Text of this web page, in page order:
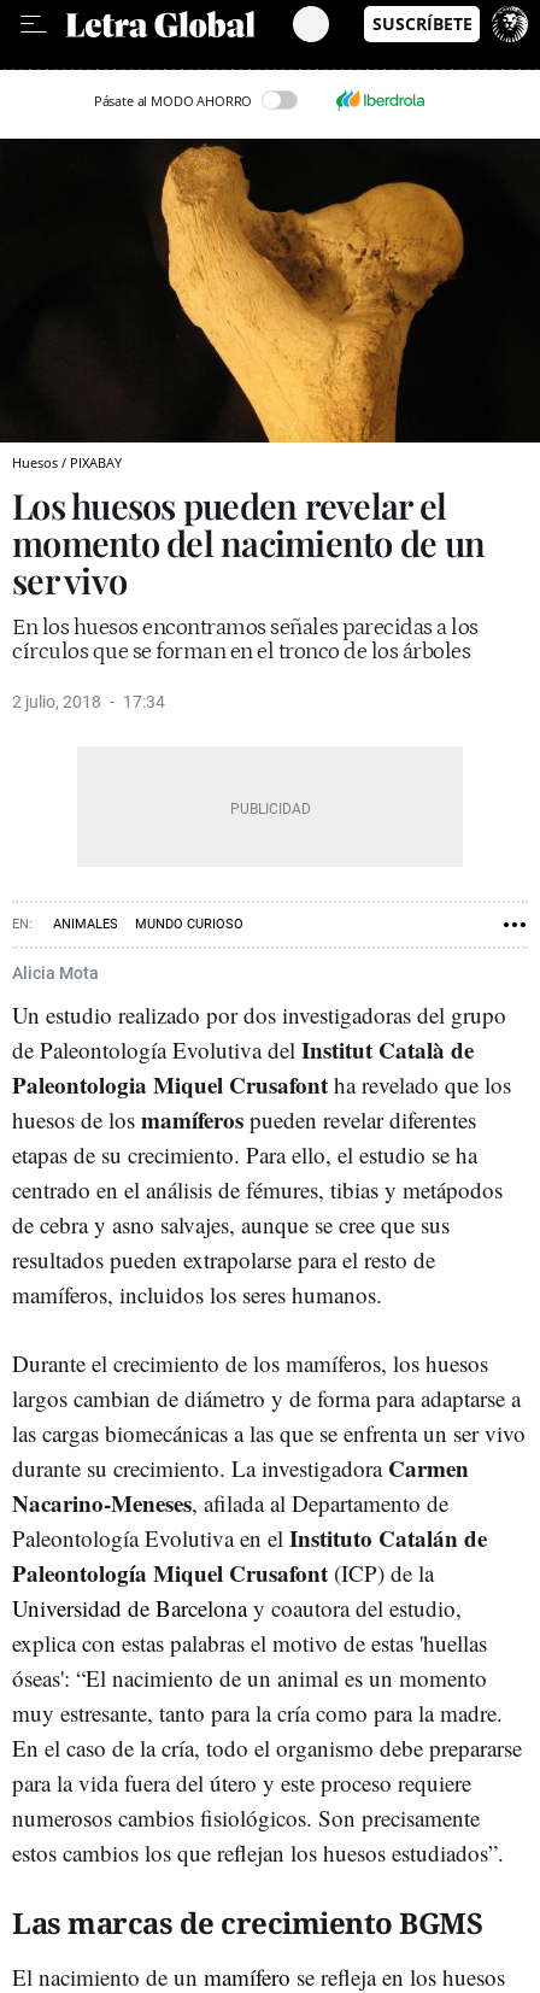
Pásate al MODO AHORRO
Huesos / PIXABAY
Los huesos pueden revelar el
momento del nacimiento de un
ser vivo
En los huesos encontramos señales parecidas a los
círculos que se forman en el tronco de los árboles
2 julio, 2018 17:34
ANIMALES MUNDO CURIOSO
Alicia Mota
Un estudio realizado por dos investigadoras del grupo
de Paleontología Evolutiva del Institut Català de
Paleontologia Miquel Crusafont ha revelado que los
huesos de los mamíferos pueden revelar diferentes
etapas de su crecimiento. Para ello, el estudio se ha
centrado en el análisis de fémures, tibias y metápodos
de cebra y asno salvajes, aunque se cree que sus
resultados pueden extrapolarse para el resto de
mamíferos, incluidos los seres humanos.
Durante el crecimiento de los mamíferos, los huesos
largos cambian de diámetro y de forma para adaptarse a
las cargas biomecánicas a las que se enfrenta un ser vivo
durante su crecimiento. La investigadora Carmen
Nacarino-Meneses, afilada al Departamento de
Paleontología Evolutiva en el Instituto Catalán de
Paleontología Miquel Crusafont (ICP) de la
Universidad de Barcelonay coautora del estudio,
explica con estas palabras el motivo de estas 'huellas
óseas': “El nacimiento de un animal es un momento
muy estresante, tanto para la cría como para la madre.
En el caso de la cría, todo el organismo debe prepararse
para la vida fuera del útero y este proceso requiere
numerosos cambios fisiológicos. Son precisamente
estos cambios los que reflejan los huesos estudiados”.
Las marcas de crecimiento BGMS
El nacimiento de un mamífero se refleja en los huesos